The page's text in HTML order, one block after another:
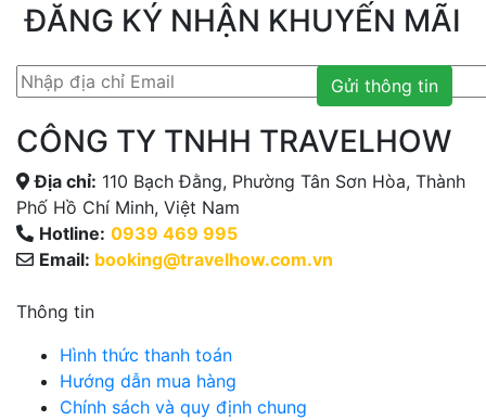
ĐĂNG KÝ NHẬN KHUYẾN MÃI
Gửi thông tin
CÔNG TY TNHH TRAVELHOW
Địa chỉ: 110 Bạch Đằng, Phường Tân Sơn Hòa, Thành
Phố Hồ Chí Minh, Việt Nam
Hotline: 0939 469 995
Email: booking@travelhow.com.vn
Thông tin
Hình thức thanh toán
Hướng dẫn mua hàng
Chính sách và quy định chung